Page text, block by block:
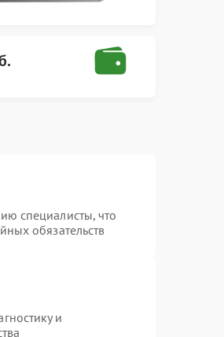
специалисты, что
обязательств
и